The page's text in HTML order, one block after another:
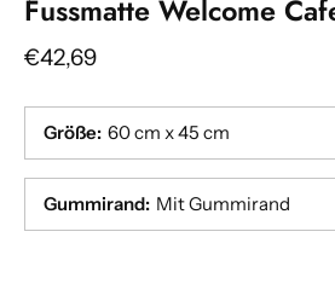
Fussmatte Welcome
€42,69
Größe: 60 cm x 45 cm
Gummirand: Mit Gummirand